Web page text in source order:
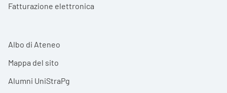
Fatturazione elettronica
Albo di Ateneo
Mappa del sito
Alumni UniStraPg